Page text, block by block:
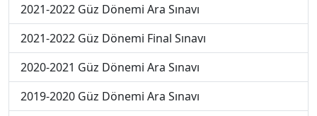
2021-2022 Güz Dönemi Ara Sınavı
2021-2022 Güz Dönemi Final Sınavı
2020-2021 Güz Dönemi Ara Sınavı
2019-2020 Güz Dönemi Ara Sınavı